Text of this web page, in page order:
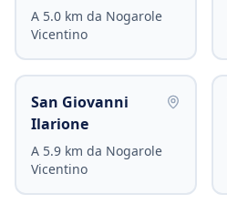
A 5.0 km da Nogarole
Vicentino
San Giovanni
Ilarione
A 5.9 km da Nogarole
Vicentino